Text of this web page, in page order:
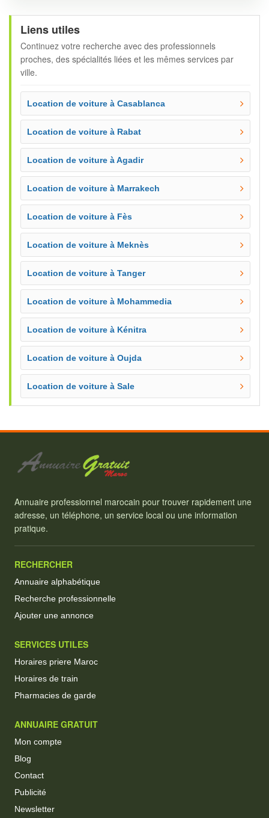
Liens utiles
Continuez votre recherche avec des professionnels
proches, des spécialités liées et les mêmes services par
ville.
Location de voiture à Casablanca
Location de voiture à Rabat
Location de voiture à Agadir
Location de voiture à Marrakech
Location de voiture à Fès
Location de voiture à Meknès
Location de voiture à Tanger
Location de voiture à Mohammedia
Location de voiture à Kénitra
Location de voiture à Oujda
Location de voiture à Sale
Annuaire professionnel marocain pour trouver rapidement une
adresse, un téléphone, un service local ou une information
pratique.
RECHERCHER
Annuaire alphabétique
Recherche professionnelle
Ajouter une annonce
SERVICES UTILES
Horaires priere Maroc
Horaires de train
Pharmacies de garde
ANNUAIRE GRATUIT
Mon compte
Blog
Contact
Publicité
Newsletter